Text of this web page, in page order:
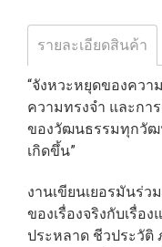
รายละเอียดสินค้า
“จังหวะหยุดของควา
ความทรงจำ และกา
ของวัฒนธรรมทุกวัฒ
เกิดขึ้น”
งานเขียนเยอรมันร่
ของเรื่องจริงกับเรื่อ
ประหลาด ชีวประวัติ